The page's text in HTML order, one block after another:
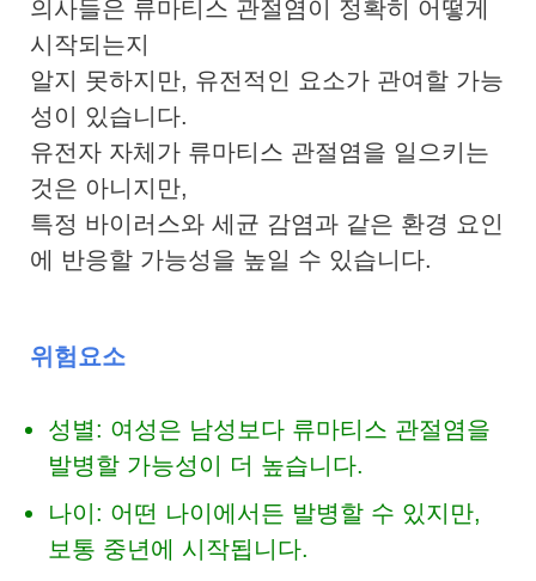
의사들은 류마티스 관절염이 정확히 어떻게
시작되는지
알지 못하지만, 유전적인 요소가 관여할 가능
성이 있습니다.
유전자 자체가 류마티스 관절염을 일으키는
것은 아니지만,
특정 바이러스와 세균 감염과 같은 환경 요인
에 반응할 가능성을 높일 수 있습니다.
위험요소
성별: 여성은 남성보다 류마티스 관절염을
발병할 가능성이 더 높습니다.
나이: 어떤 나이에서든 발병할 수 있지만,
보통 중년에 시작됩니다.